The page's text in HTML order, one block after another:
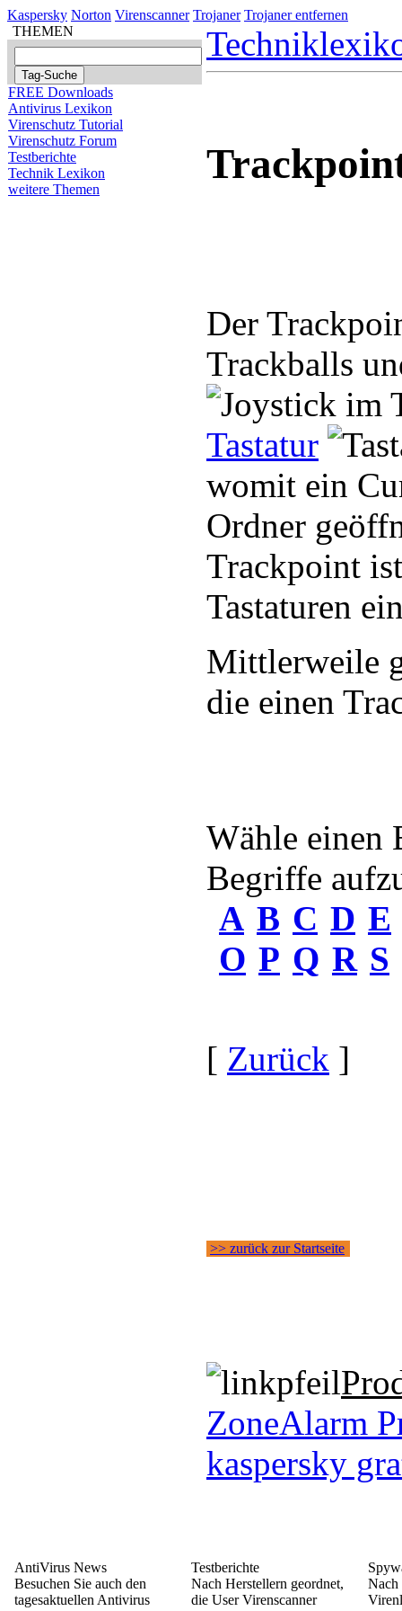
Kaspersky Norton Virenscanner Trojaner Trojaner entfernen
THEMEN
FREE Downloads
Antivirus Lexikon
Virenschutz Tutorial
Virenschutz Forum
Testberichte
Technik Lexikon
weitere Themen
Der
Trackballs
Tastatur
womit ein
Ordner
Trackpoint
Tastaturen
Mittlerweile
die einen
Wähle einen
Begriffe
A B C D E
O P Q R S
[ Zurück ]
>> zurück zur Startseite
ZoneAlarm
kaspersky
AntiVirus News
Besuchen Sie auch den
tagesaktuellen Antivirus
Testberichte
Nach Herstellern geordnet,
die User Virenscanner
Nach